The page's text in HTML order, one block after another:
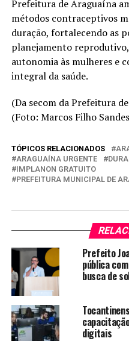
Prefeitura de Araguaína
métodos contraceptivos
duração, fortalecendo as
planejamento
autonomia às mulheres e
integral da saúde.
(Da secom da Prefeitura
(Foto: Marcos Filho
TÓPICOS RELACIONADOS
ARAGUAÍNA URGENTE
IMPLANON GRATUITO
PREFEITURA MUNICIPAL DE
Prefeito
pública
busca de
digitais